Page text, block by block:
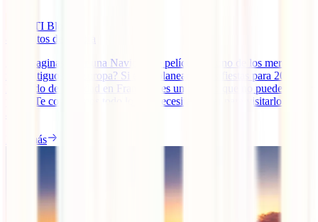
IATI Blog
minutos de lectura
¿Te imaginas vivir una Navidad de película en uno de los mercados
más antiguos de Europa? Si estás planeando tus fiestas para 2025, el
Mercado de Navidad en Frankfurt es un destino que no puedes dejar
pasar. Te contaremos todo lo que necesitas saber para visitarlo este
Leer más